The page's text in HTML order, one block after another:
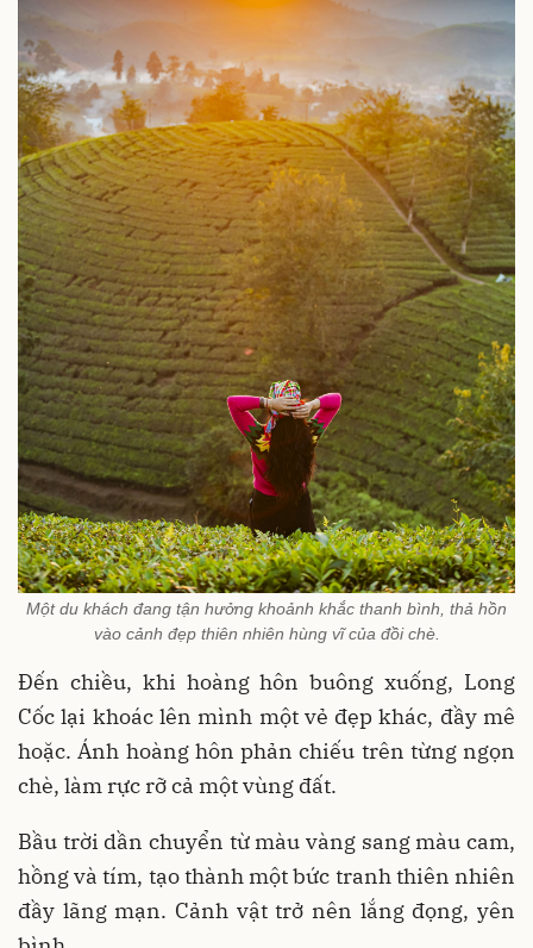
Một du khách đang tận hưởng khoảnh khắc thanh bình, thả hồn
vào cảnh đẹp thiên nhiên hùng vĩ của đồi chè.
Đến chiều, khi hoàng hôn buông xuống, Long
Cốc lại khoác lên mình một vẻ đẹp khác, đầy mê
hoặc. Ánh hoàng hôn phản chiếu trên từng ngọn
chè, làm rực rỡ cả một vùng đất.
Bầu trời dần chuyển từ màu vàng sang màu cam,
hồng và tím, tạo thành một bức tranh thiên nhiên
đầy lãng mạn. Cảnh vật trở nên lắng đọng, yên